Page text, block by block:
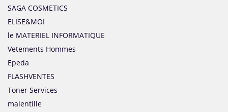
SAGA COSMETICS
ELISE&MOI
le MATERIEL INFORMATIQUE
Vetements Hommes
Epeda
FLASHVENTES
Toner Services
malentille